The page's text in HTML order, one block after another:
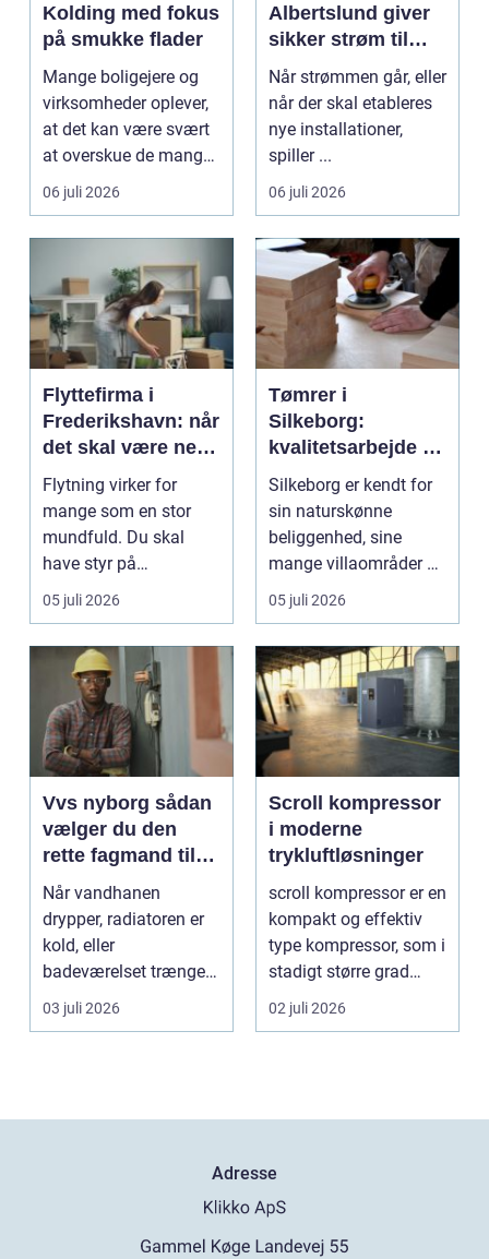
Kolding med fokus
på smukke flader
Mange boligejere og
virksomheder oplever,
at det kan være svært
at overskue de mange
gul...
06 juli 2026
Albertslund giver
sikker strøm til
danske boliger
Når strømmen går, eller
når der skal etableres
nye installationer,
spiller ...
06 juli 2026
Flyttefirma i
Frederikshavn: når
det skal være nemt
at komme videre
Flytning virker for
mange som en stor
mundfuld. Du skal
have styr på
nedpakning, tunge
05 juli 2026
Tømrer i
Silkeborg:
kvalitetsarbejde til
overkommelige
priser
Silkeborg er kendt for
sin naturskønne
beliggenhed, sine
mange villaområder og
en bland...
05 juli 2026
Vvs nyborg sådan
vælger du den
rette fagmand til
opgaven
Når vandhanen
drypper, radiatoren er
kold, eller
badeværelset trænger
til en gennemgribende
03 juli 2026
Scroll kompressor
i moderne
trykluftløsninger
scroll kompressor er en
kompakt og effektiv
type kompressor, som i
stadigt større grad
vælges til an...
02 juli 2026
Adresse